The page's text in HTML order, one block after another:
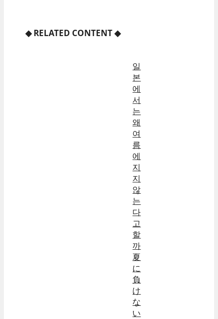
◆RELATED CONTENT◆
일
본
에
서
는
왜
여
름
에
지
지
않
는
다
고
할
까
夏
に
負
け
な
い